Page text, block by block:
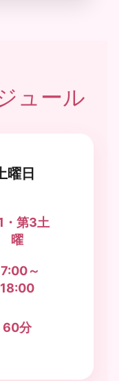
ュール
曜日
・第3土
曜
～
18:00
60分